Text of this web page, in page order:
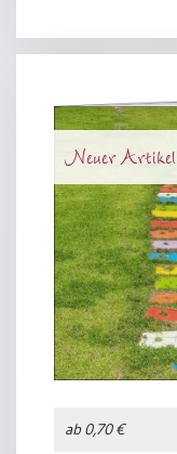
Neuer Artikel
ab 0,70 €